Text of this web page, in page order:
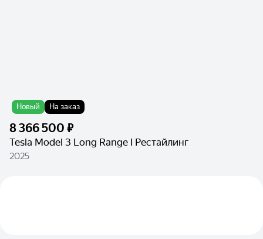
Новый На заказ
8 366 500 ₽
Tesla Model 3 Long Range I Рестайлинг
2025